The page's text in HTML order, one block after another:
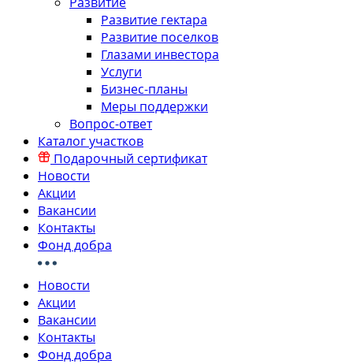
Развитие гектара
Развитие поселков
Глазами инвестора
Услуги
Бизнес-планы
Меры поддержки
Вопрос-ответ
Каталог участков
Подарочный сертификат
Новости
Акции
Вакансии
Контакты
Фонд добра
Новости
Акции
Вакансии
Контакты
Фонд добра